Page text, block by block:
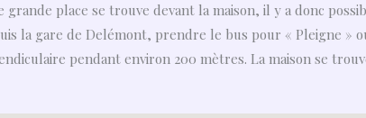
place se trouve devant la maison, il y a donc
la gare de Delémont, prendre le bus pour « Pleigne »
pendant environ 200 mètres. La maison se